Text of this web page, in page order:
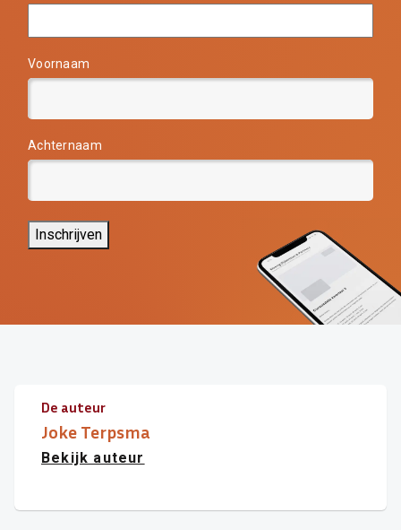
Voornaam
Achternaam
Inschrijven
De auteur
Joke Terpsma
Bekijk auteur